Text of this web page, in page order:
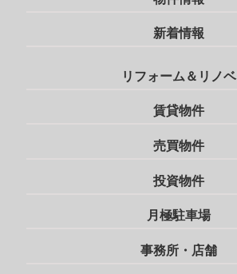
新着情報
リフォーム＆リノベ
賃貸物件
売買物件
投資物件
月極駐車場
事務所・店舗